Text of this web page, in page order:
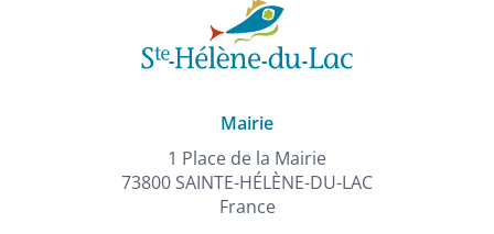
Mairie
1 Place de la Mairie
73800 SAINTE-HÉLÈNE-DU-LAC
France